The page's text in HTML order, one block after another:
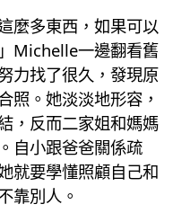
麼多東西，如果可以
Michelle一邊翻看舊
力找了很久，發現原
照。她淡淡地形容，
，反而二家姐和媽媽
自小跟爸爸關係疏
就要學懂照顧自己和
靠別人。